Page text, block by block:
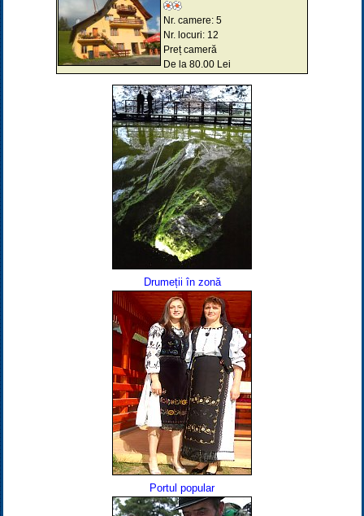
Nr. camere: 5
Nr. locuri: 12
Preț cameră
De la 80.00 Lei
Drumeții în zonă
Portul popular